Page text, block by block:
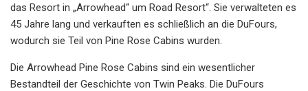
das Resort in „Arrowhead“ um Road Resort“. Sie verwalteten es
45 Jahre lang und verkauften es schließlich an die DuFours,
wodurch sie Teil von Pine Rose Cabins wurden.
Die Arrowhead Pine Rose Cabins sind ein wesentlicher
Bestandteil der Geschichte von Twin Peaks. Die DuFours